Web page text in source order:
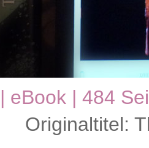
eBook | 484
Originaltitel: